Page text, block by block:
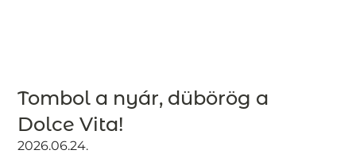
Tombol a nyár, dübörög a
Dolce Vita!
2026.06.24.